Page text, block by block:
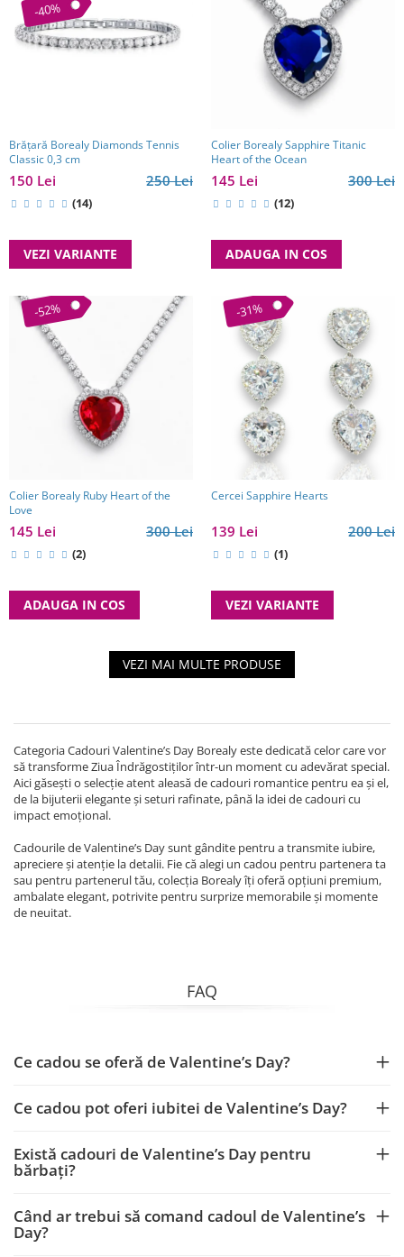
-40%
Brăţară Borealy Diamonds Tennis
Classic 0,3 cm
250 Lei
150 Lei
(14)
VEZI VARIANTE
Colier Borealy Sapphire Titanic
Heart of the Ocean
300 Lei
145 Lei
(12)
ADAUGA IN COS
-52%
Colier Borealy Ruby Heart of the
Love
300 Lei
145 Lei
(2)
ADAUGA IN COS
-31%
Cercei Sapphire Hearts
200 Lei
139 Lei
(1)
VEZI VARIANTE
VEZI MAI MULTE PRODUSE
Categoria Cadouri Valentine’s Day Borealy este dedicată celor care vor
să transforme Ziua Îndrăgostiților într-un moment cu adevărat special.
Aici găsești o selecție atent aleasă de cadouri romantice pentru ea și el,
de la bijuterii elegante și seturi rafinate, până la idei de cadouri cu
impact emoțional.
Cadourile de Valentine’s Day sunt gândite pentru a transmite iubire,
apreciere și atenție la detalii. Fie că alegi un cadou pentru partenera ta
sau pentru partenerul tău, colecția Borealy îți oferă opțiuni premium,
ambalate elegant, potrivite pentru surprize memorabile și momente
de neuitat.
FAQ
Ce cadou se oferă de Valentine’s Day?
Ce cadou pot oferi iubitei de Valentine’s Day?
Există cadouri de Valentine’s Day pentru
bărbați?
Când ar trebui să comand cadoul de Valentine’s
Day?